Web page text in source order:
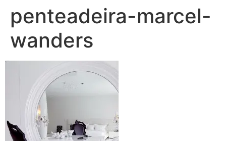
penteadeira-marcel-
wanders